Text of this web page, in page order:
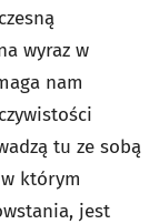
wyraz w
nam
tu ze sobą
którym
jest